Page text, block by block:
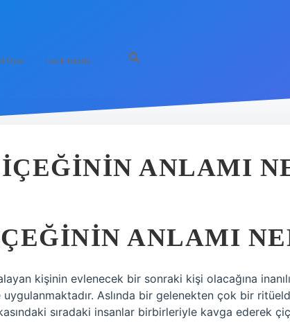
Uyarı Hakkımızda
ANLAMI
ANLAMI
kişinin evlenecek bir sonraki kişi olacağına
Aslında bir gelenekten çok bir
sıradaki insanlar birbirleriyle kavga ederek